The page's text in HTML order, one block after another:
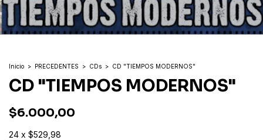
Inicio > PRECEDENTES > CDs > CD "TIEMPOS MODERNOS"
CD "TIEMPOS MODERNOS"
$6.000,00
24 x $529,98